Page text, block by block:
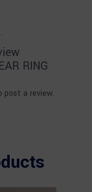
RING
post a review.